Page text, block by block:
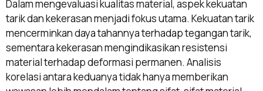
Dalam mengevaluasi kualitas material, aspek kekuatan
tarik dan kekerasan menjadi fokus utama. Kekuatan tarik
mencerminkan daya tahannya terhadap tegangan tarik,
sementara kekerasan mengindikasikan resistensi
material terhadap deformasi permanen. Analisis
korelasi antara keduanya tidak hanya memberikan